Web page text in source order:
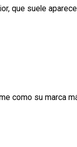
que suele
como su marca